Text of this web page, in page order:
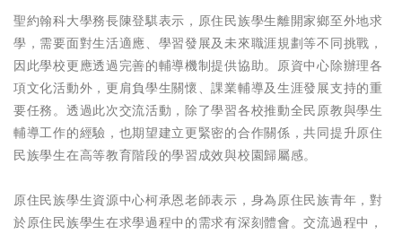
聖約翰科大學務長陳登騏表示，原住民族學生離開家鄉至外地求
學，需要面對生活適應、學習發展及未來職涯規劃等不同挑戰，
因此學校更應透過完善的輔導機制提供協助。原資中心除辦理各
項文化活動外，更肩負學生關懷、課業輔導及生涯發展支持的重
要任務。透過此次交流活動，除了學習各校推動全民原教與學生
輔導工作的經驗，也期望建立更緊密的合作關係，共同提升原住
民族學生在高等教育階段的學習成效與校園歸屬感。
原住民族學生資源中心柯承恩老師表示，身為原住民族青年，對
於原住民族學生在求學過程中的需求有深刻體會。交流過程中，